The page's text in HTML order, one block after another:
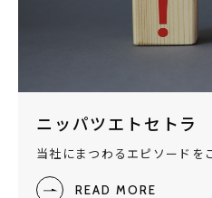
ニッパツエトセトラ
当社にまつわるエピソードを
READ MORE